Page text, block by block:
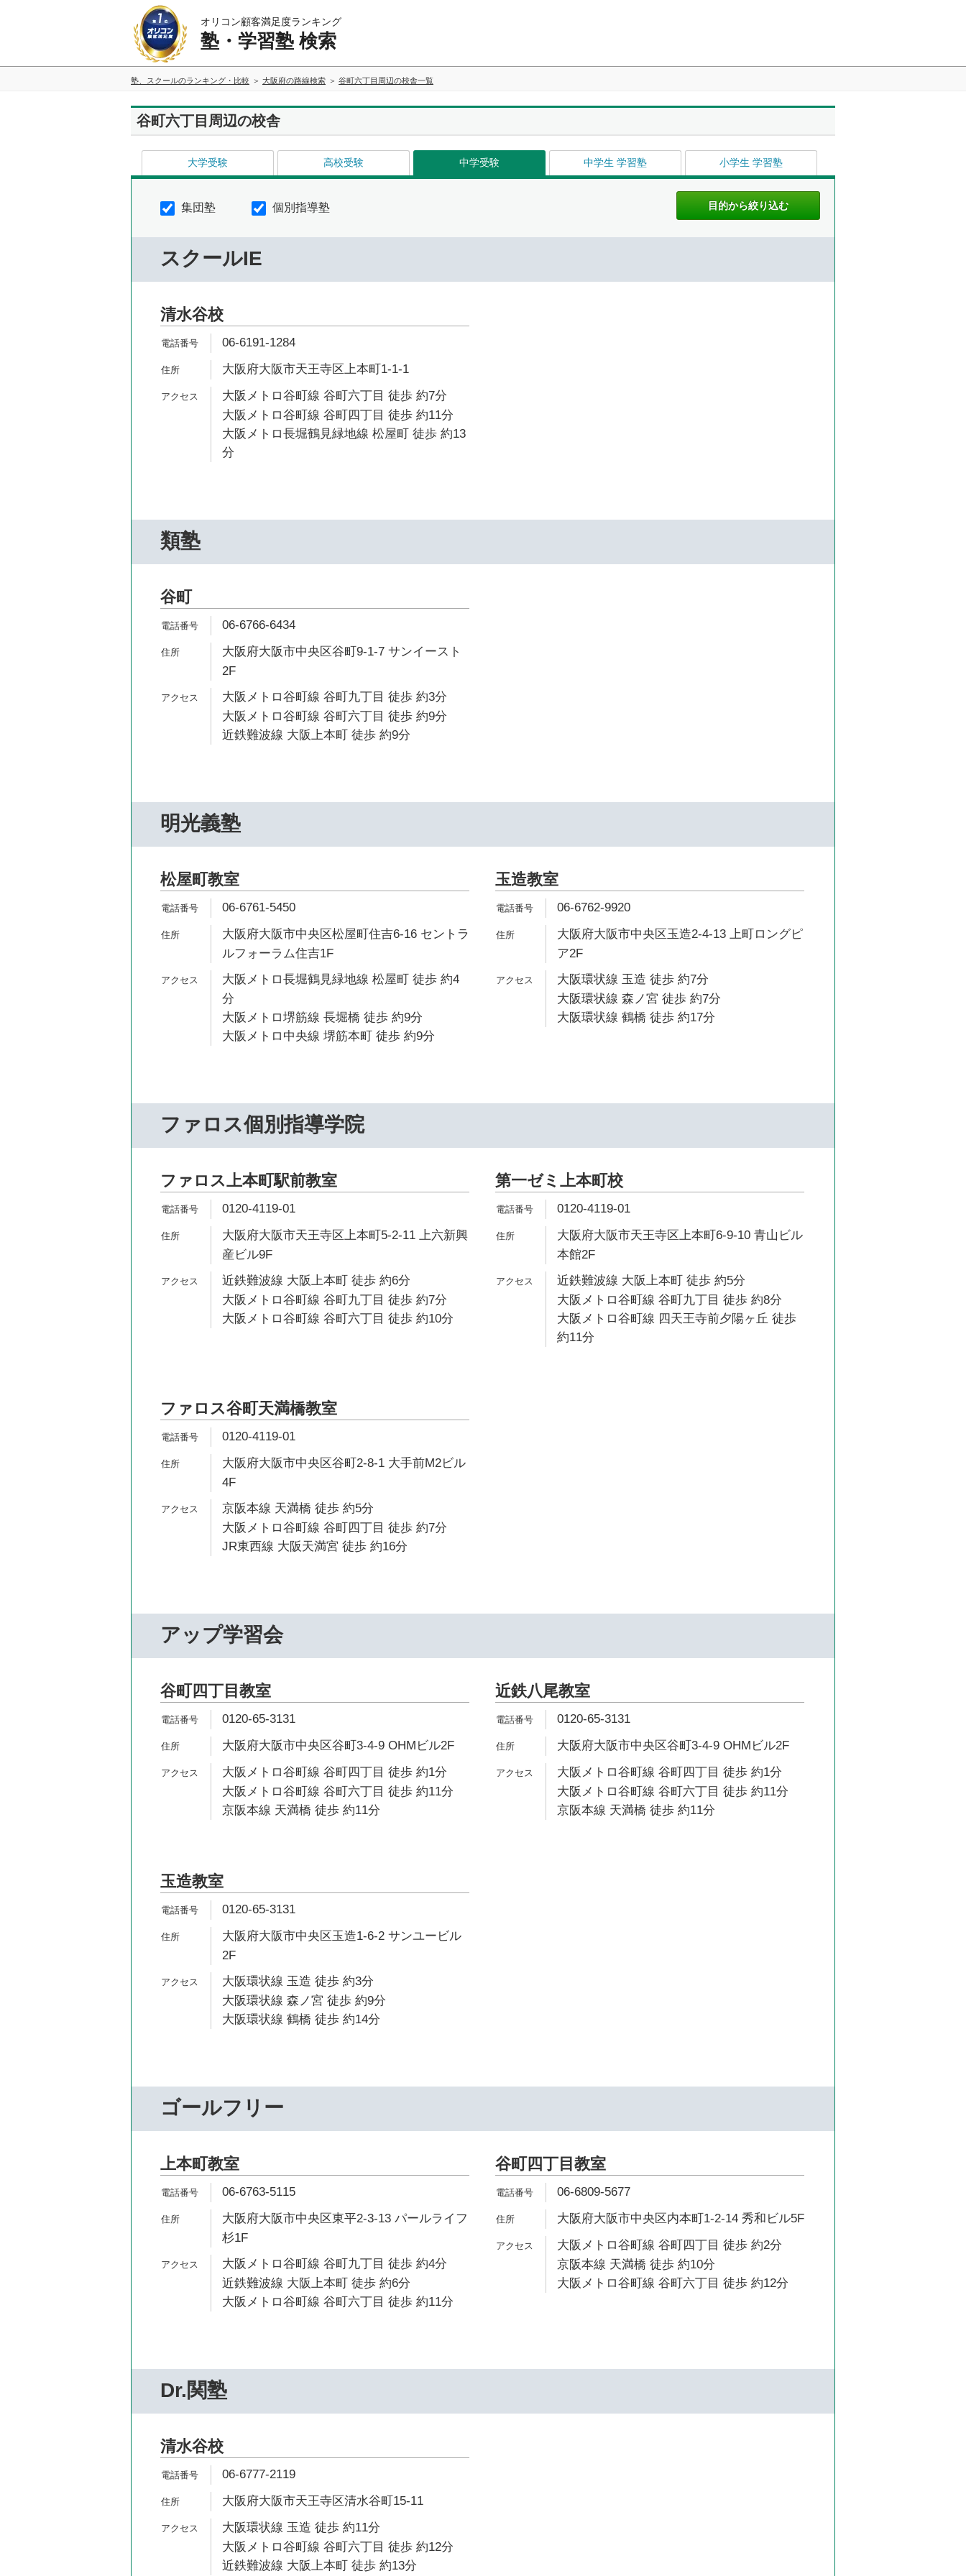
オリコン顧客満足度ランキング
塾・学習塾 検索
塾、スクールのランキング・比較 大阪府の路線検索 谷町六丁目周辺の校舎一覧
谷町六丁目周辺の校舎
大学受験 高校受験 中学受験 中学生 学習塾 小学生 学習塾
集団塾 個別指導塾
スクールIE
清水谷校
06-6191-1284
大阪府大阪市天王寺区上本町1-1-1
大阪メトロ谷町線 谷町六丁目 徒歩 約7分
大阪メトロ谷町線 谷町四丁目 徒歩 約11分
大阪メトロ長堀鶴見緑地線 松屋町 徒歩 約13
分
類塾
谷町
06-6766-6434
大阪府大阪市中央区谷町9-1-7 サンイースト
2F
大阪メトロ谷町線 谷町九丁目 徒歩 約3分
大阪メトロ谷町線 谷町六丁目 徒歩 約9分
近鉄難波線 大阪上本町 徒歩 約9分
明光義塾
松屋町教室
06-6761-5450
大阪府大阪市中央区松屋町住吉6-16 セントラ
ルフォーラム住吉1F
大阪メトロ長堀鶴見緑地線 松屋町 徒歩 約4
分
大阪メトロ堺筋線 長堀橋 徒歩 約9分
大阪メトロ中央線 堺筋本町 徒歩 約9分
玉造教室
06-6762-9920
大阪府大阪市中央区玉造2-4-13 上町ロングピ
ア2F
大阪環状線 玉造 徒歩 約7分
大阪環状線 森ノ宮 徒歩 約7分
大阪環状線 鶴橋 徒歩 約17分
ファロス個別指導学院
ファロス上本町駅前教室
0120-4119-01
大阪府大阪市天王寺区上本町5-2-11 上六新興
産ビル9F
近鉄難波線 大阪上本町 徒歩 約6分
大阪メトロ谷町線 谷町九丁目 徒歩 約7分
大阪メトロ谷町線 谷町六丁目 徒歩 約10分
第一ゼミ上本町校
0120-4119-01
大阪府大阪市天王寺区上本町6-9-10 青山ビル
本館2F
近鉄難波線 大阪上本町 徒歩 約5分
大阪メトロ谷町線 谷町九丁目 徒歩 約8分
大阪メトロ谷町線 四天王寺前夕陽ヶ丘 徒歩
約11分
ファロス谷町天満橋教室
0120-4119-01
大阪府大阪市中央区谷町2-8-1 大手前M2ビル
4F
京阪本線 天満橋 徒歩 約5分
大阪メトロ谷町線 谷町四丁目 徒歩 約7分
JR東西線 大阪天満宮 徒歩 約16分
アップ学習会
谷町四丁目教室
0120-65-3131
大阪府大阪市中央区谷町3-4-9 OHMビル2F
大阪メトロ谷町線 谷町四丁目 徒歩 約1分
大阪メトロ谷町線 谷町六丁目 徒歩 約11分
京阪本線 天満橋 徒歩 約11分
近鉄八尾教室
0120-65-3131
大阪府大阪市中央区谷町3-4-9 OHMビル2F
大阪メトロ谷町線 谷町四丁目 徒歩 約1分
大阪メトロ谷町線 谷町六丁目 徒歩 約11分
京阪本線 天満橋 徒歩 約11分
玉造教室
0120-65-3131
大阪府大阪市中央区玉造1-6-2 サンユービル
2F
大阪環状線 玉造 徒歩 約3分
大阪環状線 森ノ宮 徒歩 約9分
大阪環状線 鶴橋 徒歩 約14分
ゴールフリー
上本町教室
06-6763-5115
大阪府大阪市中央区東平2-3-13 パールライフ
杉1F
大阪メトロ谷町線 谷町九丁目 徒歩 約4分
近鉄難波線 大阪上本町 徒歩 約6分
大阪メトロ谷町線 谷町六丁目 徒歩 約11分
谷町四丁目教室
06-6809-5677
大阪府大阪市中央区内本町1-2-14 秀和ビル5F
大阪メトロ谷町線 谷町四丁目 徒歩 約2分
京阪本線 天満橋 徒歩 約10分
大阪メトロ谷町線 谷町六丁目 徒歩 約12分
Dr.関塾
清水谷校
06-6777-2119
大阪府大阪市天王寺区清水谷町15-11
大阪環状線 玉造 徒歩 約11分
大阪メトロ谷町線 谷町六丁目 徒歩 約12分
近鉄難波線 大阪上本町 徒歩 約13分